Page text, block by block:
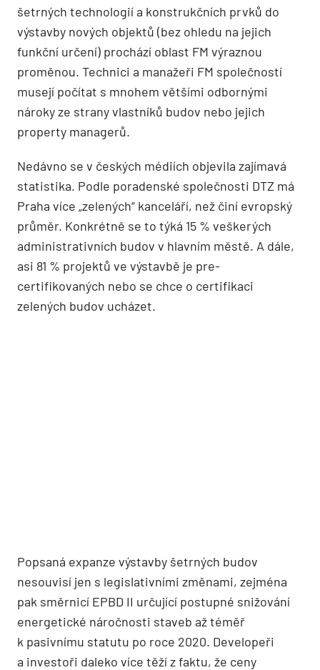
šetrných technologií a konstrukčních prvků do
výstavby nových objektů (bez ohledu na jejich
funkční určení) prochází oblast FM výraznou
proměnou. Technici a manažeři FM společností
musejí počítat s mnohem většími odbornými
nároky ze strany vlastníků budov nebo jejich
property managerů.
Nedávno se v českých médiích objevila zajímavá
statistika. Podle poradenské společnosti DTZ má
Praha více „zelených“ kanceláří, než činí evropský
průměr. Konkrétně se to týká 15 % veškerých
administrativních budov v hlavním městě. A dále,
asi 81 % projektů ve výstavbě je pre-
certifikovaných nebo se chce o certifikaci
zelených budov ucházet.
Popsaná expanze výstavby šetrných budov
nesouvisí jen s legislativními změnami, zejména
pak směrnicí EPBD II určující postupné snižování
energetické náročnosti staveb až téměř
k pasivnímu statutu po roce 2020. Developeři
a investoři daleko více těží z faktu, že ceny